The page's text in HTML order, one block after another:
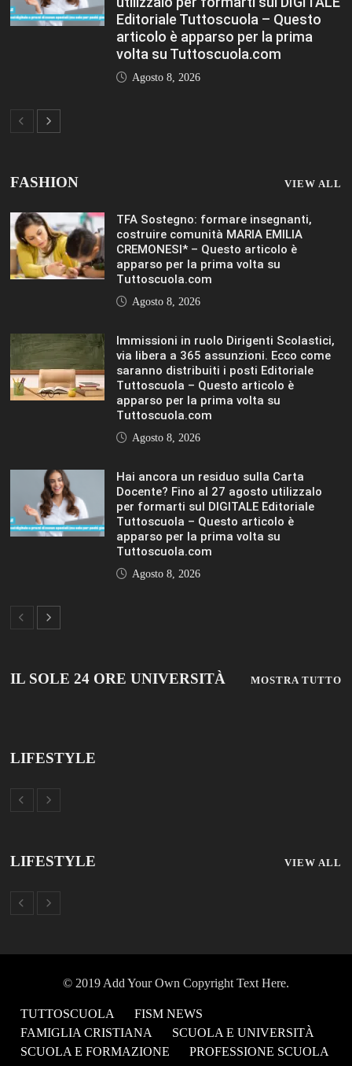
Editoriale Tuttoscuola – Questo
articolo è apparso per la prima
volta su Tuttoscuola.com
Agosto 8, 2026
FASHION VIEW ALL
TFA Sostegno: formare insegnanti,
costruire comunità MARIA EMILIA
CREMONESI* – Questo articolo è
apparso per la prima volta su
Tuttoscuola.com
Agosto 8, 2026
Immissioni in ruolo Dirigenti Scolastici,
via libera a 365 assunzioni. Ecco come
saranno distribuiti i posti Editoriale
Tuttoscuola – Questo articolo è
apparso per la prima volta su
Tuttoscuola.com
Agosto 8, 2026
Hai ancora un residuo sulla Carta
Docente? Fino al 27 agosto utilizzalo
per formarti sul DIGITALE Editoriale
Tuttoscuola – Questo articolo è
apparso per la prima volta su
Tuttoscuola.com
Agosto 8, 2026
IL SOLE 24 ORE UNIVERSITÀ MOSTRA TUTTO
LIFESTYLE
LIFESTYLE VIEW ALL
© 2019 Add Your Own Copyright Text Here.
TUTTOSCUOLA
FISM NEWS
FAMIGLIA CRISTIANA
SCUOLA E UNIVERSITÀ
SCUOLA E FORMAZIONE
PROFESSIONE SCUOLA